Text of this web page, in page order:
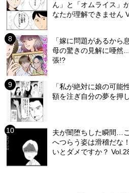
ん」と「オムライス」
なたが理解できません
「嫁に問題があるから
母の驚きの見解に唖然
張!?
「私が絶対に娘の可
額を注ぎ自分の夢を押
夫が闇堕ちした瞬間…
へつらう姿は滑稽だな
いとダメですか？ Vol.28